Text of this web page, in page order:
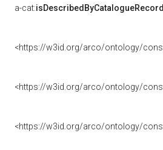
a-cat:isDescribedByCatalogueRecord
<https://w3id.org/arco/ontology/
<https://w3id.org/arco/ontology/
<https://w3id.org/arco/ontology/